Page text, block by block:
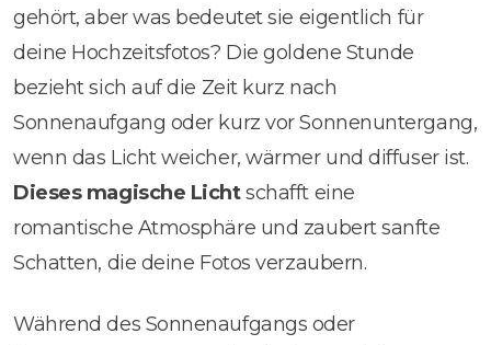
gehört, aber was bedeutet sie eigentlich für
deine Hochzeitsfotos? Die goldene Stunde
bezieht sich auf die Zeit kurz nach
Sonnenaufgang oder kurz vor Sonnenuntergang,
wenn das Licht weicher, wärmer und diffuser ist.
Dieses magische Lichtschafft eine
romantische Atmosphäre und zaubert sanfte
Schatten, die deine Fotos verzaubern.
Während des Sonnenaufgangs oder